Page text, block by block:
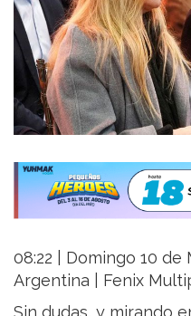
08:22 | Domingo 10 de
Argentina | Fenix
Sin dudas, y mirando